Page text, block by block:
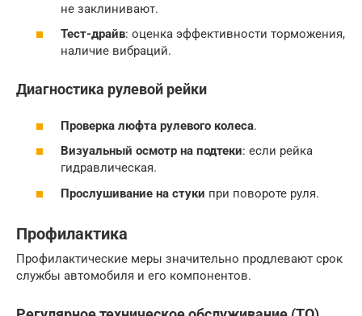
не заклинивают.
Тест-драйв: оценка эффективности торможения,
наличие вибраций.
Диагностика рулевой рейки
Проверка люфта рулевого колеса.
Визуальный осмотр на подтеки: если рейка
гидравлическая.
Прослушивание на стуки при повороте руля.
Профилактика
Профилактические меры значительно продлевают срок
службы автомобиля и его компонентов.